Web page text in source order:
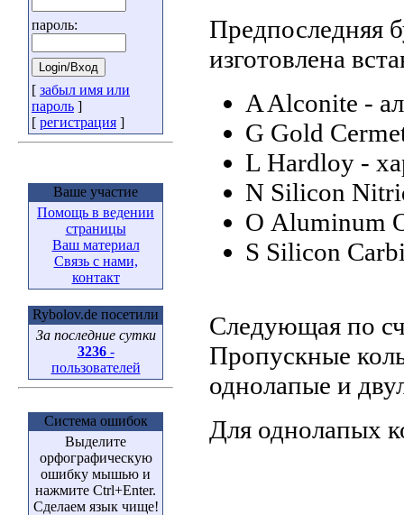
пароль:
[ забыл имя или
пароль ]
[ регистрация ]
Ваше участие
Помощь в ведении
страницы
Ваш материал
Связь с нами,
контакт
Rybolov.de посетили
За последние сутки
3236-
пользователей
Система ошибок
Выделите
орфографическую
ошибку мышью и
нажмите Ctrl+Enter.
Сделаем язык чище!
Предпоследняя
изготовлена
A Alconite -
G Gold
L Hardloy -
N Silicon
О Aluminum
S Silicon
Следующая по
Пропускные
однолапые и
Для однолапых